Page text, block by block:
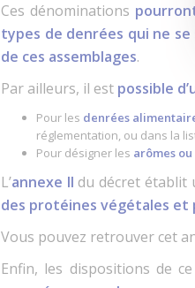
Ces dénominations
types de denrées qui ne
de ces assemblages.
Par ailleurs, il est possible
Pour les denrées
réglementation, ou dans la
Pour désigner les arômes
L’annexe II du décret établit
des protéines végétales et
Vous pouvez retrouver cet
Enfin, les dispositions de ce